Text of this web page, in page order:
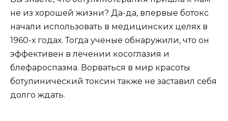
не из хорошей жизни? Да-да, впервые ботокс
начали использовать в медицинских целях в
1960-х годах. Тогда ученые обнаружили, что он
эффективен в лечении косоглазия и
блефароспазма. Ворваться в мир красоты
ботулинический токсин также не заставил себя
долго ждать.